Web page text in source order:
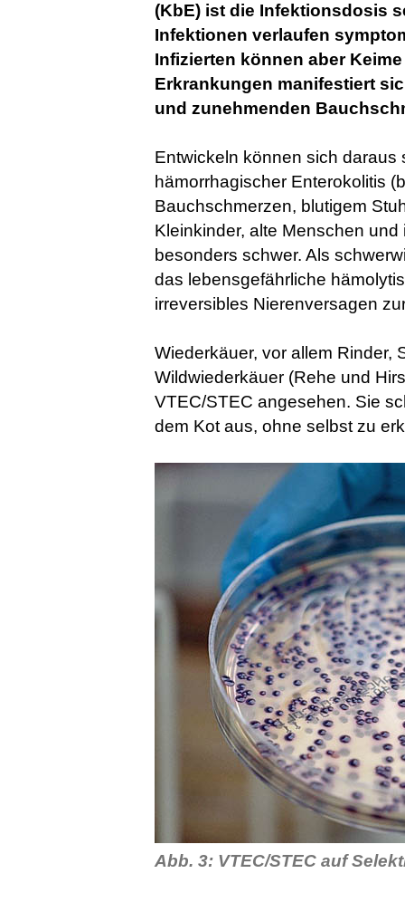
(KbE) ist die Infektionsdosis
Infektionen verlaufen
Infizierten können aber
Erkrankungen manifestiert
und zunehmenden
Entwickeln können sich daraus
hämorrhagischer Enterokolitis
Bauchschmerzen, blutigem
Kleinkinder, alte Menschen
besonders schwer. Als
das lebensgefährliche
irreversibles Nierenversagen
Wiederkäuer, vor allem Rinder,
Wildwiederkäuer (Rehe und
VTEC/STEC angesehen. Sie
dem Kot aus, ohne selbst zu
Abb. 3: VTEC/STEC auf